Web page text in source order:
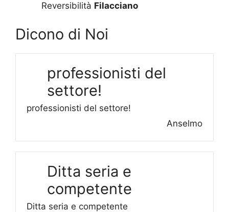
Reversibilità Filacciano
Dicono di Noi
professionisti del
settore!
professionisti del settore!
Anselmo
Ditta seria e
competente
Ditta seria e competente